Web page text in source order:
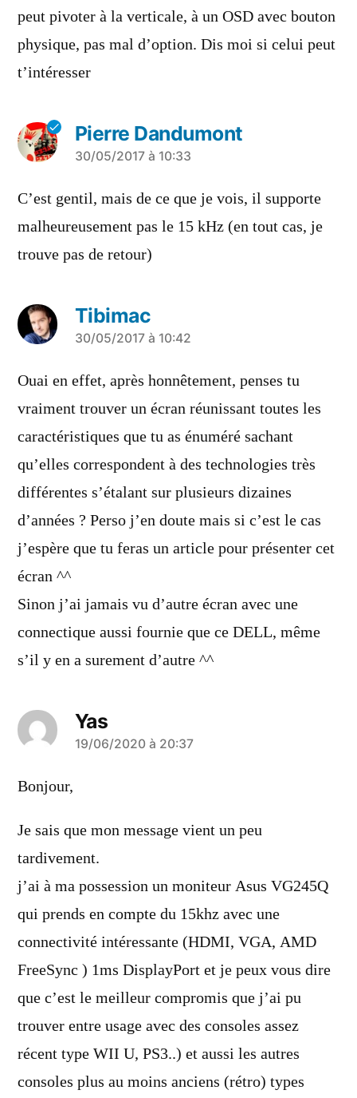
peut pivoter à la verticale, à un OSD avec bouton
physique, pas mal d’option. Dis moi si celui peut
t’intéresser
Pierre Dandumont
a
dit :
30/05/2017 à 10:33
C’est gentil, mais de ce que je vois, il supporte
malheureusement pas le 15 kHz (en tout cas, je
trouve pas de retour)
Tibimac
a
dit :
30/05/2017 à 10:42
Ouai en effet, après honnêtement, penses tu
vraiment trouver un écran réunissant toutes les
caractéristiques que tu as énuméré sachant
qu’elles correspondent à des technologies très
différentes s’étalant sur plusieurs dizaines
d’années ? Perso j’en doute mais si c’est le cas
j’espère que tu feras un article pour présenter cet
écran ^^
Sinon j’ai jamais vu d’autre écran avec une
connectique aussi fournie que ce DELL, même
s’il y en a surement d’autre ^^
Yas
a
19/06/2020 à 20:37
Bonjour,
Je sais que mon message vient un peu
tardivement.
j’ai à ma possession un moniteur Asus VG245Q
qui prends en compte du 15khz avec une
connectivité intéressante (HDMI, VGA, AMD
FreeSync ) 1ms DisplayPort et je peux vous dire
que c’est le meilleur compromis que j’ai pu
trouver entre usage avec des consoles assez
récent type WII U, PS3..) et aussi les autres
consoles plus au moins anciens (rétro) types